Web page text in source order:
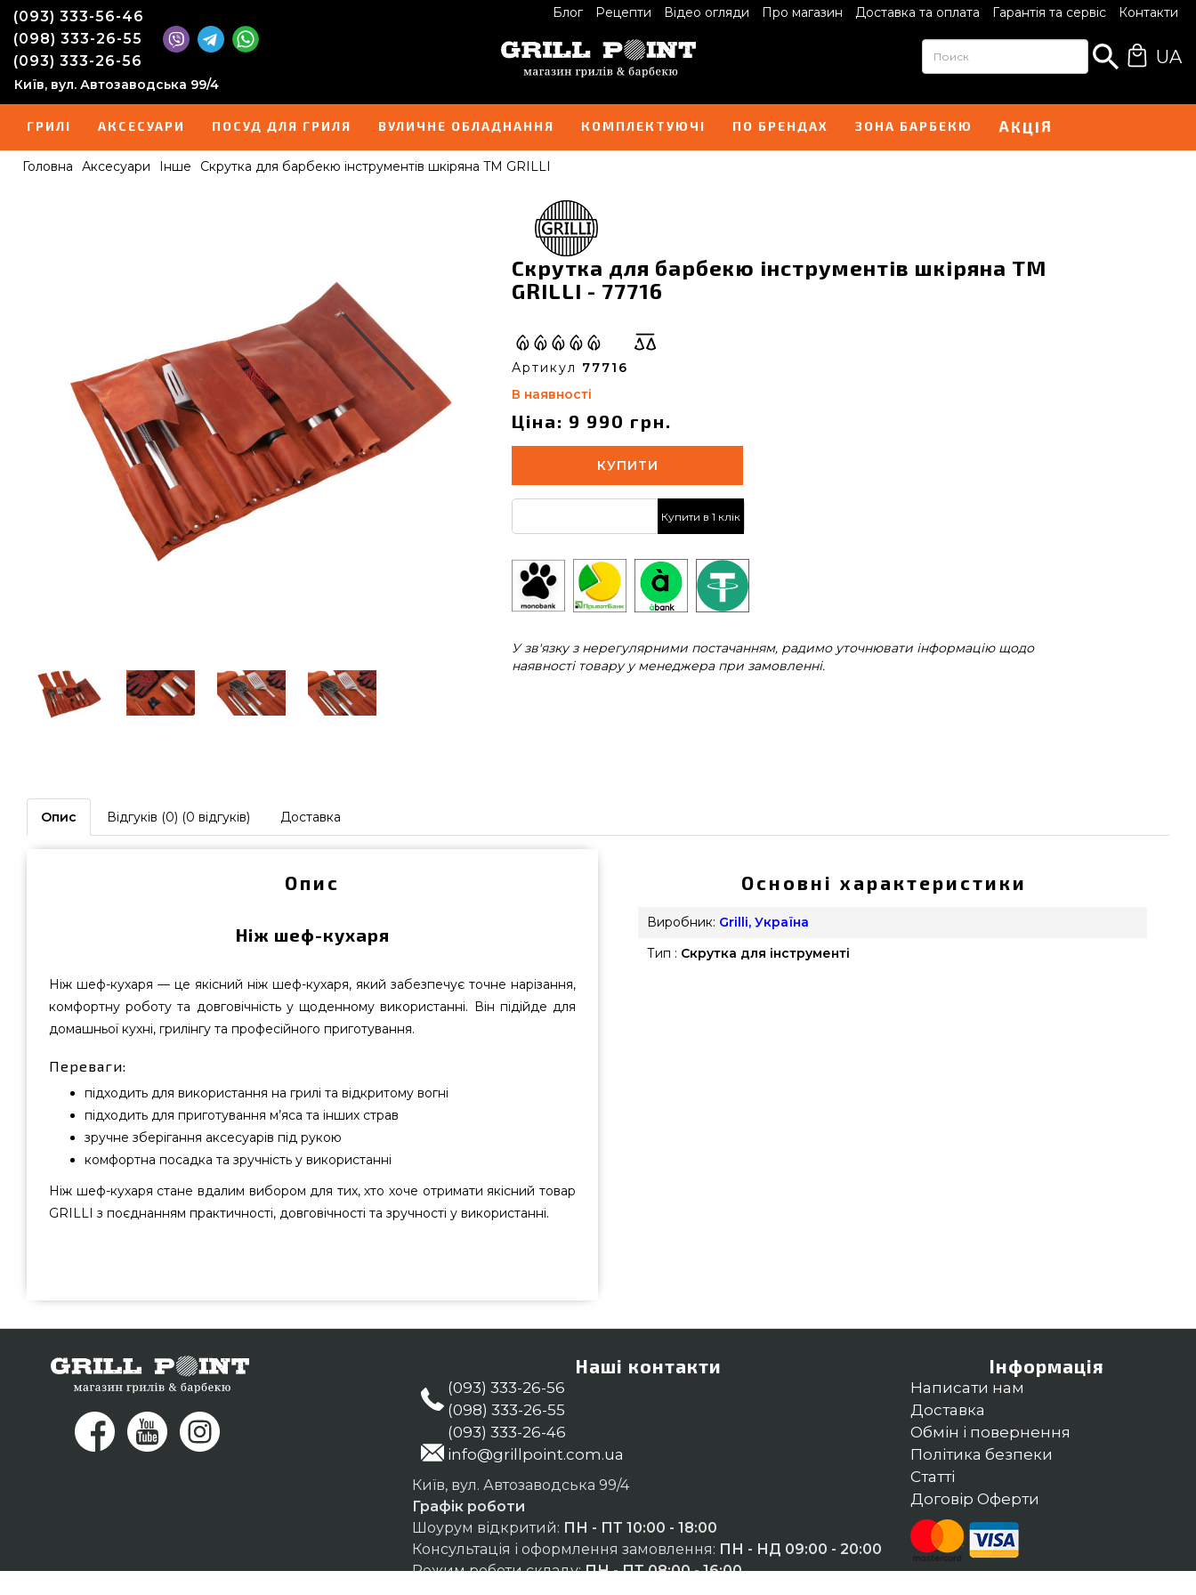
Блог Рецепти Відео огляди Про магазин Доставка та оплата Гарантія та сервіс Контакти
(093) 333-56-46
(098) 333-26-55
(093) 333-26-56
Київ, вул. Автозаводська 99/4
UA
ГРИЛІ АКСЕСУАРИ ПОСУД ДЛЯ ГРИЛЯ ВУЛИЧНЕ ОБЛАДНАННЯ КОМПЛЕКТУЮЧІ ПО БРЕНДАХ ЗОНА БАРБЕКЮ АКЦІЯ
Головна Аксесуари Інше Скрутка для барбекю інструментів шкіряна TM GRILLI
Скрутка для барбекю інструментів шкіряна TM
GRILLI - 77716
Артикул 77716
В наявності
Ціна: 9 990 грн.
КУПИТИ
Купити в 1 клік
У зв'язку з нерегулярними постачанням, радимо уточнювати інформацію щодо
наявності товару у менеджера при замовленні.
Опис Відгуків (0) (0 відгуків) Доставка
Опис
Ніж шеф-кухаря
Ніж шеф-кухаря — це якісний ніж шеф-кухаря, який забезпечує точне нарізання,
комфортну роботу та довговічність у щоденному використанні. Він підійде для
домашньої кухні, грилінгу та професійного приготування.
Переваги:
підходить для використання на грилі та відкритому вогні
підходить для приготування м’яса та інших страв
зручне зберігання аксесуарів під рукою
комфортна посадка та зручність у використанні
Ніж шеф-кухаря стане вдалим вибором для тих, хто хоче отримати якісний товар
GRILLI з поєднанням практичності, довговічності та зручності у використанні.
грилів та аксесуарів grillpoint.com.ua Погляньте і купіть також Інше в каталозі
grillpoint.com.ua Напишіть нашим працівникам на телефонний номер (098) 333-26-55 и
Основні характеристики
Виробник: Grilli, Україна
Тип : Скрутка для інструменті
Наші контакти
(093) 333-26-56
(098) 333-26-55
(093) 333-26-46
info@grillpoint.com.ua
Київ, вул. Автозаводська 99/4
Графік роботи
Шоурум відкритий: ПН - ПТ 10:00 - 18:00
Консультація і оформлення замовлення: ПН - НД 09:00 - 20:00
Режим роботи складу:ПН - ПТ 08:00 - 16:00
Інформація
Написати нам
Доставка
Обмін і повернення
Політика безпеки
Статті
Договір Оферти